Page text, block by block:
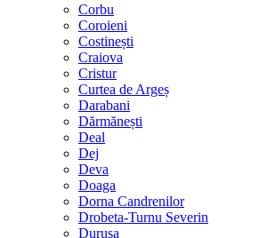
Corbu
Coroieni
Costinești
Craiova
Cristur
Curtea de Argeș
Darabani
Dărmănești
Deal
Dej
Deva
Doaga
Dorna Candrenilor
Drobeta-Turnu Severin
Durușa